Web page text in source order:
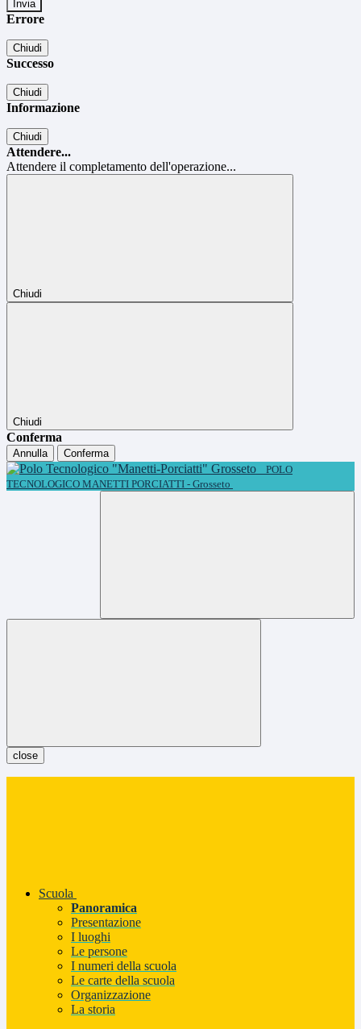
Errore
Chiudi
Successo
Chiudi
Informazione
Chiudi
Attendere...
Attendere il completamento dell'operazione...
Chiudi
Chiudi
Conferma
Annulla
Conferma
POLO
TECNOLOGICO MANETTI PORCIATTI - Grosseto
close
Scuola
Panoramica
Presentazione
I luoghi
Le persone
I numeri della scuola
Le carte della scuola
Organizzazione
La storia